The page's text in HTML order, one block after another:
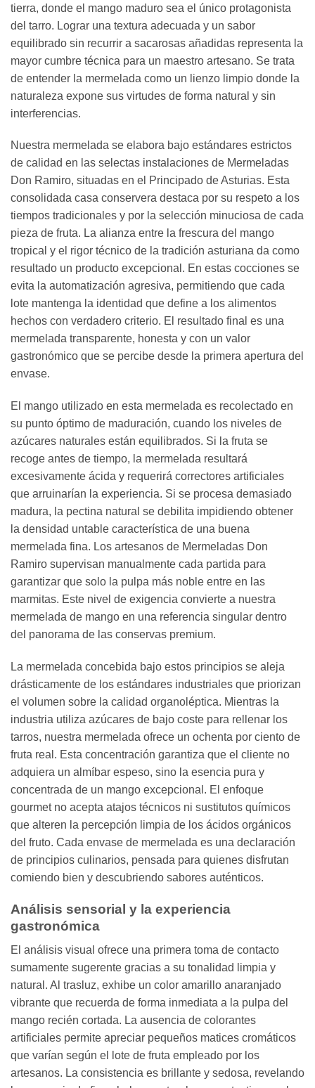
tierra, donde el mango maduro sea el único protagonista
del tarro. Lograr una textura adecuada y un sabor
equilibrado sin recurrir a sacarosas añadidas representa la
mayor cumbre técnica para un maestro artesano. Se trata
de entender la mermelada como un lienzo limpio donde la
naturaleza expone sus virtudes de forma natural y sin
interferencias.
Nuestra mermelada se elabora bajo estándares estrictos
de calidad en las selectas instalaciones de Mermeladas
Don Ramiro, situadas en el Principado de Asturias. Esta
consolidada casa conservera destaca por su respeto a los
tiempos tradicionales y por la selección minuciosa de cada
pieza de fruta. La alianza entre la frescura del mango
tropical y el rigor técnico de la tradición asturiana da como
resultado un producto excepcional. En estas cocciones se
evita la automatización agresiva, permitiendo que cada
lote mantenga la identidad que define a los alimentos
hechos con verdadero criterio. El resultado final es una
mermelada transparente, honesta y con un valor
gastronómico que se percibe desde la primera apertura del
envase.
El mango utilizado en esta mermelada es recolectado en
su punto óptimo de maduración, cuando los niveles de
azúcares naturales están equilibrados. Si la fruta se
recoge antes de tiempo, la mermelada resultará
excesivamente ácida y requerirá correctores artificiales
que arruinarían la experiencia. Si se procesa demasiado
madura, la pectina natural se debilita impidiendo obtener
la densidad untable característica de una buena
mermelada fina. Los artesanos de Mermeladas Don
Ramiro supervisan manualmente cada partida para
garantizar que solo la pulpa más noble entre en las
marmitas. Este nivel de exigencia convierte a nuestra
mermelada de mango en una referencia singular dentro
del panorama de las conservas premium.
La mermelada concebida bajo estos principios se aleja
drásticamente de los estándares industriales que priorizan
el volumen sobre la calidad organoléptica. Mientras la
industria utiliza azúcares de bajo coste para rellenar los
tarros, nuestra mermelada ofrece un ochenta por ciento de
fruta real. Esta concentración garantiza que el cliente no
adquiera un almíbar espeso, sino la esencia pura y
concentrada de un mango excepcional. El enfoque
gourmet no acepta atajos técnicos ni sustitutos químicos
que alteren la percepción limpia de los ácidos orgánicos
del fruto. Cada envase de mermelada es una declaración
de principios culinarios, pensada para quienes disfrutan
comiendo bien y descubriendo sabores auténticos.
Análisis sensorial y la experiencia
gastronómica
El análisis visual ofrece una primera toma de contacto
sumamente sugerente gracias a su tonalidad limpia y
natural. Al trasluz, exhibe un color amarillo anaranjado
vibrante que recuerda de forma inmediata a la pulpa del
mango recién cortada. La ausencia de colorantes
artificiales permite apreciar pequeños matices cromáticos
que varían según el lote de fruta empleado por los
artesanos. La consistencia es brillante y sedosa, revelando